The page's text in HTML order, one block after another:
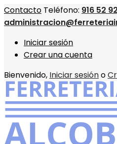
Contacto Teléfono: 916 52
Iniciar sesión
Crear una cuenta
Bienvenido, Iniciar sesióno